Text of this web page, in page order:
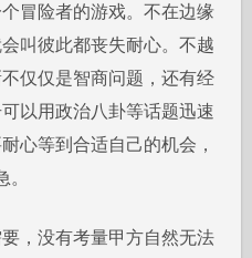
冒险者的游戏。不在边缘
叫彼此都丧失耐心。不越
仅仅是智商问题，还有经
以用政治八卦等话题迅速
心等到合适自己的机会，
，没有考量甲方自然无法